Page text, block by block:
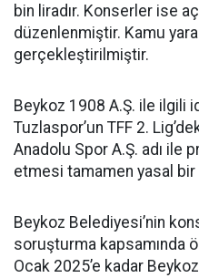
bin liradır. Konserler ise
düzenlenmiştir. Kamu
gerçekleştirilmiştir.
Beykoz 1908 A.Ş. ile ilgili
Tuzlaspor’un TFF 2.
Anadolu Spor A.Ş. adı ile
etmesi tamamen yasal bir
Beykoz Belediyesi’nin
soruşturma kapsamında
Ocak 2025’e kadar